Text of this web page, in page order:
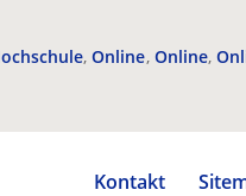
Online Online
Kontakt